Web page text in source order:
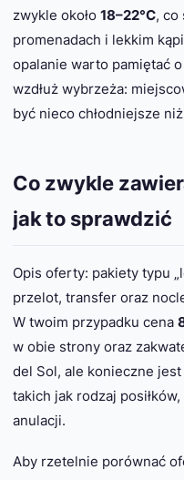
zwykle około 18–22°C, co
promenadach i lekkim
opalanie warto pamiętać
wzdłuż wybrzeża:
być nieco chłodniejsze
Co zwykle
jak to sprawdzić
Opis oferty: pakiety typu
przelot, transfer oraz
W twoim przypadku cena
w obie strony oraz
del Sol, ale konieczne
takich jak rodzaj
anulacji.
Aby rzetelnie porównać